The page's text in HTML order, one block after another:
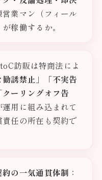
業マン（フィール
稼働するか。
訪販は特商法によ
勧誘禁止」「不実告
ーリングオフ告
用に組み込まれて
任の所在も契約で
の一気通貫体制 ：